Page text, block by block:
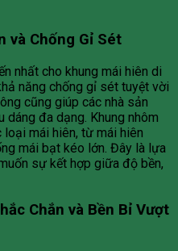
và Chống Gỉ Sét
nhất cho khung mái hiên di
năng chống gỉ sét tuyệt vời
cũng giúp các nhà sản
dáng đa dạng. Khung nhôm
mái hiên, từ mái hiên
mái bạt kéo lớn. Đây là lựa
sự kết hợp giữa độ bền,
Chắn và Bền Bỉ Vượt